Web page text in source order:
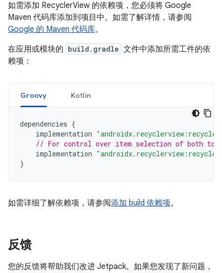
如需添加 RecyclerView 的依赖项，您必须将 Google
Maven 代码库添加到项目中。如需了解详情，请参阅
Google 的 Maven 代码库。
在应用或模块的 build.gradle 文件中添加所需工件的依
赖项：
Groovy Kotlin
dependencies {
implementation
// For control over item selection of both
implementation
}
如需详细了解依赖项，请参阅添加 build 依赖项。
反馈
您的反馈将帮助我们改进 Jetpack。如果您发现了新问题，